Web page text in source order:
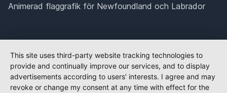
Animerad flaggrafik för Newfoundland och Labrador
This site uses third-party website tracking technologies to
provide and continually improve our services, and to display
advertisements according to users' interests. I agree and may
revoke or change my consent at any time with effect for the